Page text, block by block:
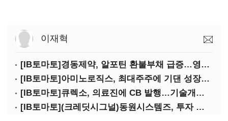
이재혁
[IB토마토]경동제약, 알포틴 환불부채 급증…영업이익 30% 잠식
[IB토마토]아미노로직스, 최대주주에 기댄 성장…높은 의존도 '양날의 검'
[IB토마토]큐렉소, 의료진에 CB 발행…기술개발 명분 뒤 보상 논란
[IB토마토](크레딧시그널)동원시스템즈, 투자 속도 조절이 만든 재무 안정화